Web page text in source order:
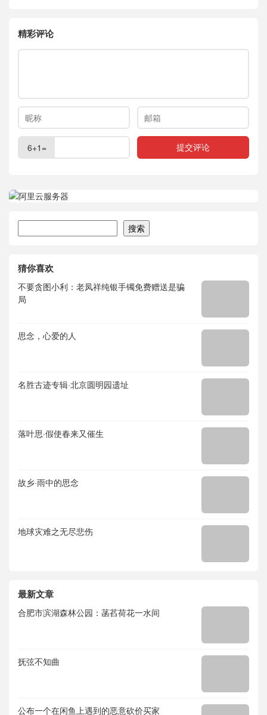
精彩评论
6+1=
搜索
猜你喜欢
不要贪图小利：老凤祥纯银手镯免费赠送是骗
局
思念，心爱的人
名胜古迹专辑·北京圆明园遗址
落叶思·假使春来又催生
故乡·雨中的思念
地球灾难之无尽悲伤
最新文章
合肥市滨湖森林公园：菡萏荷花一水间
抚弦不知曲
公布一个在闲鱼上遇到的恶意砍价买家